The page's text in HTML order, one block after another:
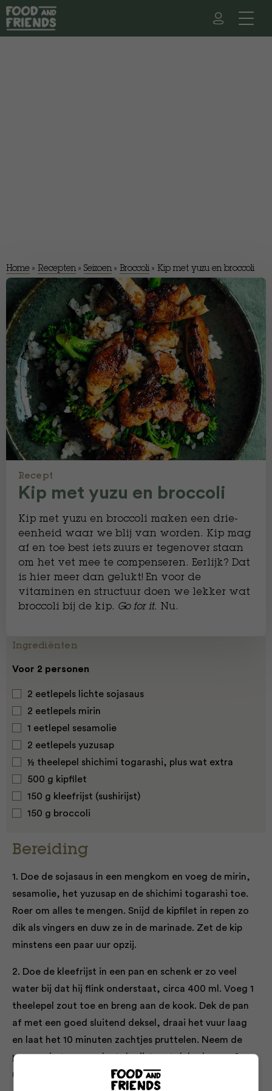
Home » Recepten » Seizoen » Broccoli » Kip met yuzu en broccoli
Recept
Kip met yuzu en broccoli
Kip met yuzu en broccoli maken een drie-
eenheid waar we blij van worden. Kip mag
af en toe best iets zuurs er tegenover staan
om het vet mee te compenseren. Eerlijk? Dat
is hier meer dan gelukt! En voor de
vitaminen en structuur doen we lekker wat
broccoli bij de kip. Go for it. Nu.
Ingrediënten
Voor 2 personen
2 eetlepels lichte sojasaus
2 eetlepels mirin
1 eetlepel sesamolie
2 eetlepels yuzusap
½ theelepel shichimi togarashi, plus wat extra
500 g kipfilet
150 g kleefrijst (sushirijst)
150 g broccoli
Bereiding
1. Doe de sojasaus in een mengkom en voeg de mirin,
sesamolie, het yuzusap en de shichimi togarashi toe.
Roer om alles te mengen. Snijd de kipfilet in repen zo
dik als vingers en duw ze in de marinade. Zet de kip
minstens een paar uur opzij.
2. Doe de kleefrijst in een pan en schenk er zo veel
water bij dat hij flink onderstaat, circa 400 ml. Voeg 1
theelepel zout toe en breng aan de kook. Dek de pan
af met een goed sluitend deksel, draai het vuur laag
en laat het 10 minuten zachtjes pruttelen. Neem de
pan van het vuur en laat de rijst met deksel erop 10
minuten rusten. Zet een pan water op.